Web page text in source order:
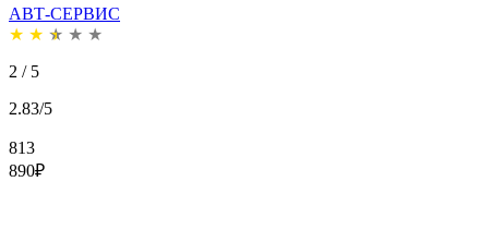
АВТ-СЕРВИС
★ ★ ★ ★ ★
2 / 5
2.83/5
813
890₽